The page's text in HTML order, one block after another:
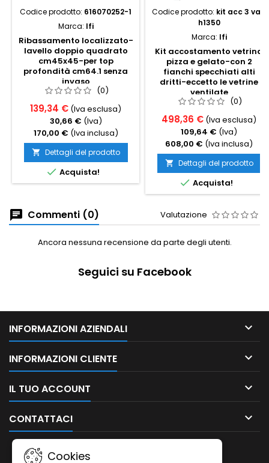
Codice prodotto: 616070252-1
Marca: Ifi
Ribassamento localizzato-
lavello doppio quadrato
cm45x45-per top
profondità cm64.1 senza
invaso
(0)
139,34 € (Iva esclusa)
30,66 € (Iva)
170,00 € (Iva inclusa)
 Dettagli del prodotto
 Acquista!
Codice prodotto: kit acc 3 vad
h1350
Marca: Ifi
Kit accostamento vetrina
pizza e gelato-con 2
fianchi specchiati alti
dritti-eccetto le vetrine
ventilate
(0)
498,36 € (Iva esclusa)
109,64 € (Iva)
608,00 € (Iva inclusa)
 Dettagli del prodotto
 Acquista!
Commenti (0) Valutazione
Ancora nessuna recensione da parte degli utenti.
Seguici su Facebook
INFORMAZIONI AZIENDALI 
INFORMAZIONI CLIENTE 
IL TUO ACCOUNT 
CONTATTACI 
Cookies